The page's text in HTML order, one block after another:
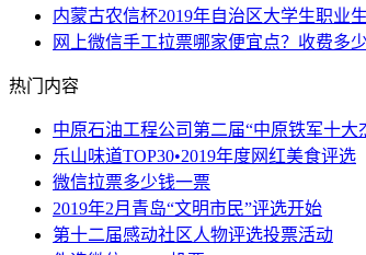
内蒙古农信杯2019年自治区大学生职业
网上微信手工拉票哪家便宜点？收费多少
热门内容
中原石油工程公司第二届“中原铁军十大
乐山味道TOP30•2019年度网红美食评选
微信拉票多少钱一票
2019年2月青岛“文明市民”评选开始
第十二届感动社区人物评选投票活动